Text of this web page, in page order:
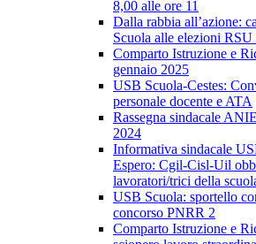
8,00 alle ore 11
Dalla rabbia all’azione:
Scuola alle elezioni RSU
Comparto Istruzione e
gennaio 2025
USB Scuola-Cestes:
personale docente e ATA
Rassegna sindacale
2024
Informativa sindacale
Espero: Cgil-Cisl-Uil
lavoratori/trici della
USB Scuola: sportello
concorso PNRR 2
Comparto Istruzione e